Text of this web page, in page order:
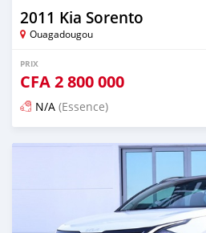
2011 Kia Sorento
Ouagadougou
PRIX
CFA2 800 000
N/A (Essence)
Publié il y a 4 mois